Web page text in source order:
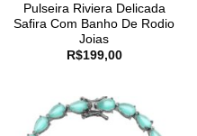
Pulseira Riviera Delicada
Safira Com Banho De Rodio
Joias
R$199,00